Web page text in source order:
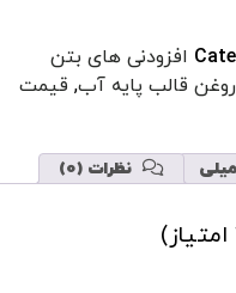
افزودنی های بتن
روغن قالب پایه آب, قیمت
نظرات (0)